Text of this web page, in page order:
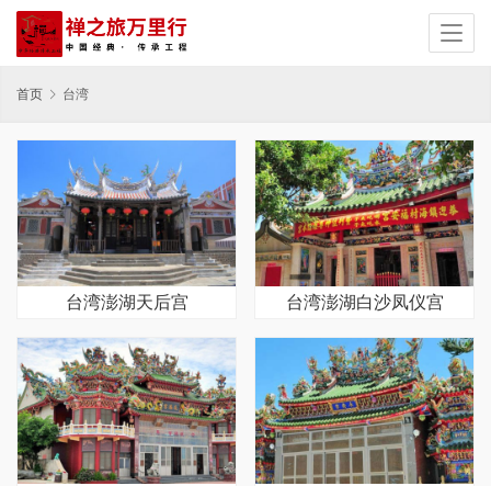
首页 台湾
台湾澎湖天后宫 台湾澎湖白沙凤仪宫